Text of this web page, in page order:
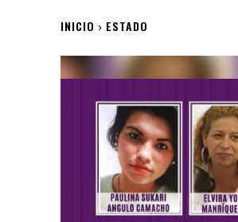
INICIO ESTADO